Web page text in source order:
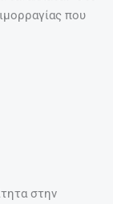
που
στην